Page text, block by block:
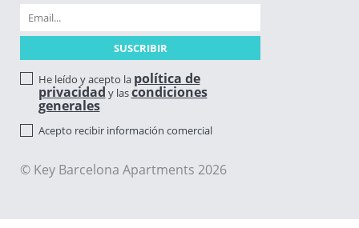
He leído y acepto la política de
privacidad y lascondiciones
generales
Acepto recibir información comercial
© Key Barcelona Apartments 2026